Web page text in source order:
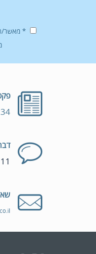
* מאשר/